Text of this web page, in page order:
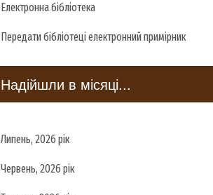
Електронна бібліотека
Передати бібліотеці електронний примірник
Надійшли в місяці...
Липень, 2026 рік
Червень, 2026 рік